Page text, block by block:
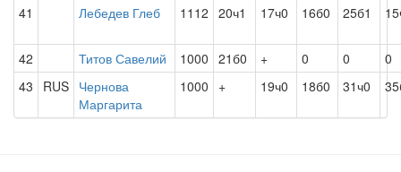
41 Лебедев Глеб 1112 20ч1 17ч0 16б0 25б1
42 Титов Савелий 1000 21б0 + 0 0
0
43
RUS Чернова
Маргарита
1000 + 19ч0 18б0 31ч0